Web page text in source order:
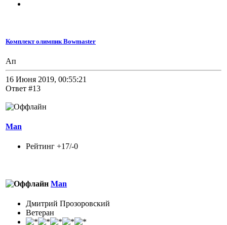
Комплект олимпик Bowmaster
Ап
16 Июня 2019, 00:55:21
Ответ #13
Man
Рейтинг +17/-0
Man
Дмитрий Прозоровский
Ветеран